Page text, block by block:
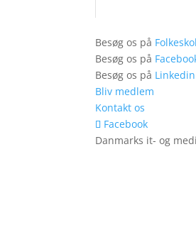
Besøg os på
Besøg os på
Besøg os på Linkedin
Bliv medlem
Kontakt os
Facebook
Danmarks it- og